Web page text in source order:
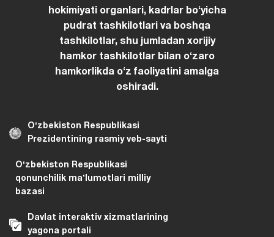
boshqaruvi organlari, mahalliy davlat
hokimiyati organlari, kadrlar boʻyicha
pudrat tashkilotlari va boshqa
tashkilotlar, shu jumladan xorijiy
hamkor tashkilotlar bilan oʻzaro
hamkorlikda oʻz faoliyatini amalga
Oʻzbekiston Respublikasi
Oʻzbekiston Respublikasi
qonunchilik maʼlumotlari milliy
Davlat interaktiv xizmatlarining